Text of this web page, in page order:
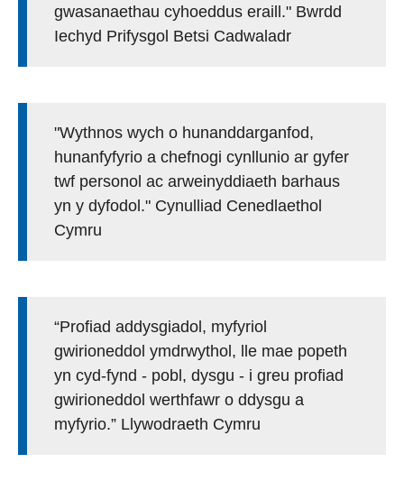
gwasanaethau cyhoeddus eraill." Bwrdd
Iechyd Prifysgol Betsi Cadwaladr
"Wythnos wych o hunanddarganfod,
hunanfyfyrio a chefnogi cynllunio ar gyfer
twf personol ac arweinyddiaeth barhaus
yn y dyfodol." Cynulliad Cenedlaethol
Cymru
“Profiad addysgiadol, myfyriol
gwirioneddol ymdrwythol, lle mae popeth
yn cyd-fynd - pobl, dysgu - i greu profiad
gwirioneddol werthfawr o ddysgu a
myfyrio.” Llywodraeth Cymru